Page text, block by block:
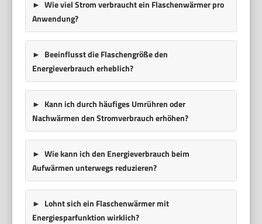
Wie viel Strom verbraucht ein Flaschenwärmer pro
Anwendung?
Beeinflusst die Flaschengröße den
Energieverbrauch erheblich?
Kann ich durch häufiges Umrühren oder
Nachwärmen den Stromverbrauch erhöhen?
Wie kann ich den Energieverbrauch beim
Aufwärmen unterwegs reduzieren?
Lohnt sich ein Flaschenwärmer mit
Energiesparfunktion wirklich?